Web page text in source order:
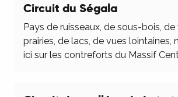
Circuit du Ségala
Pays de ruisseaux, de sous-bois, de
prairies, de lacs, de vues lointaines,
ici sur les contreforts du Massif